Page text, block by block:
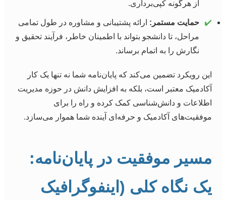
از هرگونه کپی‌برداری.
✔️ حمایت مستمر: ارائه پشتیبانی و مشاوره در طول تمامی
مراحل، تا دانشجو بتواند با اطمینان خاطر، فرآیند تحقیق و
نگارش را به اتمام برساند.
این رویکرد تضمین می‌کند که پایان‌نامه شما نه تنها یک کار
آکادمیک معتبر است، بلکه به افزایش دانش در حوزه مدیریت
اطلاعات و دانش‌شناسی کمک کرده و راه را برای
موفقیت‌های آکادمیک و حرفه‌ای آینده شما هموار می‌سازد.
مسیر موفقیت در پایان‌نامه:
یک نگاه کلی (اینفوگرافیک